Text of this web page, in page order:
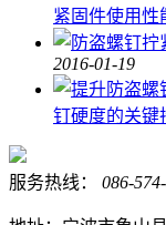
紧固件使用性
2016-01-19
钉硬度的关键
服务热线： 086-